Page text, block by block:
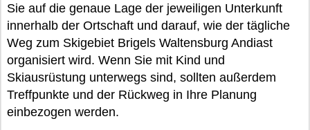
Sie auf die genaue Lage der jeweiligen Unterkunft
innerhalb der Ortschaft und darauf, wie der tägliche
Weg zum Skigebiet Brigels Waltensburg Andiast
organisiert wird. Wenn Sie mit Kind und
Skiausrüstung unterwegs sind, sollten außerdem
Treffpunkte und der Rückweg in Ihre Planung
einbezogen werden.